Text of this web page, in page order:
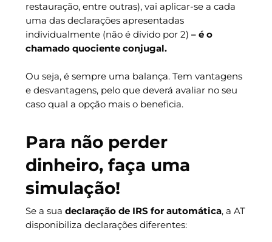
restauração, entre outras), vai aplicar-se a cada
uma das declarações apresentadas
individualmente (não é divido por 2) – é o
chamado quociente conjugal.
Ou seja, é sempre uma balança. Tem vantagens
e desvantagens, pelo que deverá avaliar no seu
caso qual a opção mais o beneficia.
Para não perder
dinheiro, faça uma
simulação!
Se a sua declaração de IRS for automática, a AT
disponibiliza declarações diferentes: